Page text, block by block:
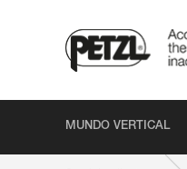
MUNDO VERTICAL